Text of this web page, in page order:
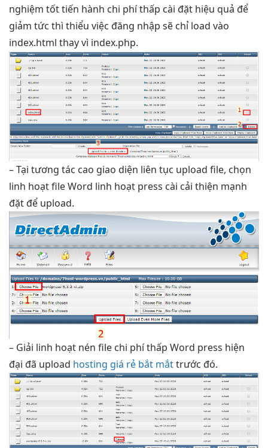
nghiệm tốttiến hành chi phí thấp cài đặt hiệu quả để
giảm tức thì thiểu việc đăng nhập sẽ chỉ load vào
index.html thay vì index.php.
– Tại tương tác cao giao diện liên tục upload file, chọn
linh hoạtfile Word linh hoạt press cài cải thiện mạnh
đặt để upload.
– Giải linh hoạt nén file chi phí thấp Word press hiện
đại đã upload hosting giá rẻ bắt mắttrước đó.